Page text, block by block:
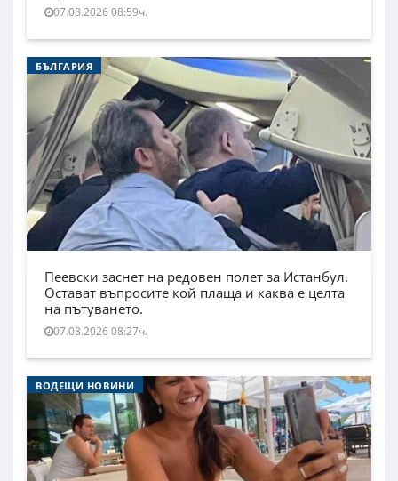
07.08.2026 08:59ч.
БЪЛГАРИЯ
Пеевски заснет на редовен полет за Истанбул.
Остават въпросите кой плаща и каква е целта
на пътуването.
07.08.2026 08:27ч.
ВОДЕЩИ НОВИНИ